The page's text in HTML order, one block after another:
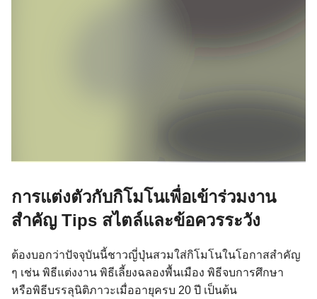
การแต่งตัวกับกิโมโนเพื่อเข้าร่วมงาน
สำคัญ Tips สไตล์และข้อควรระวัง
ต้องบอกว่าปัจจุบันนี้ชาวญี่ปุ่นสวมใส่กิโมโนในโอกาสสำคัญ
ๆ เช่น พิธีแต่งงาน พิธีเลี้ยงฉลองพื้นเมือง พิธีจบการศึกษา
หรือพิธีบรรลุนิติภาวะเมื่ออายุครบ 20 ปี เป็นต้น